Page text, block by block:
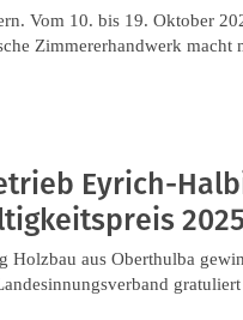
Vom 10. bis 19. Oktober
Zimmererhandwerk macht
Eyrich-
2025
aus Oberthulba